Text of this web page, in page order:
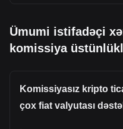
Ümumi istifadəçi
komissiya
Komissiyasız kripto
çox fiat valyutası